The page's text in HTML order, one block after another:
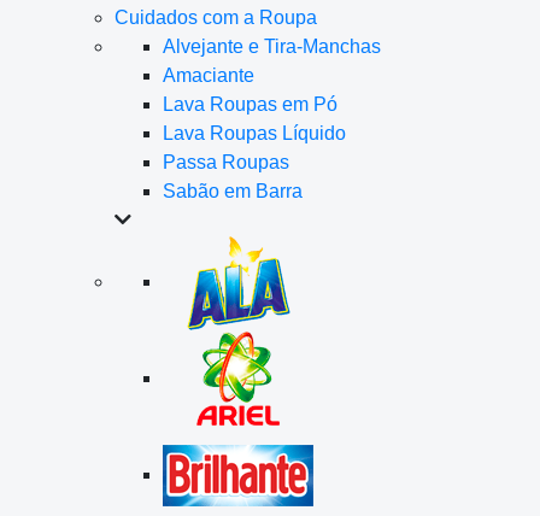
Cuidados com a Roupa
Alvejante e Tira-Manchas
Amaciante
Lava Roupas em Pó
Lava Roupas Líquido
Passa Roupas
Sabão em Barra